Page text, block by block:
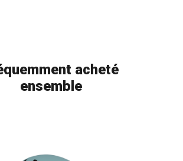
acheté
ensemble